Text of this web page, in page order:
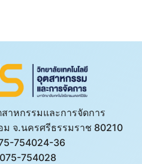
าหกรรมและการจัดการ
จ.นครศรีธรรมราช 80210
754024-36
754028